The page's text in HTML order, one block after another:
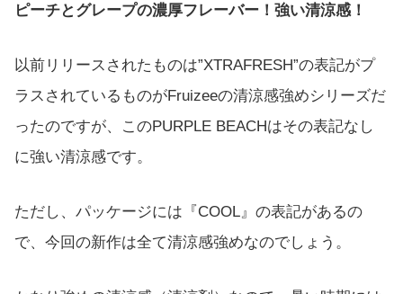
ピーチとグレープの濃厚フレーバー！強い清涼感！
以前リリースされたものは”XTRAFRESH”の表記がプ
ラスされているものがFruizeeの清涼感強めシリーズだ
ったのですが、このPURPLE BEACHはその表記なし
に強い清涼感です。
ただし、パッケージには『COOL』の表記があるの
で、今回の新作は全て清涼感強めなのでしょう。